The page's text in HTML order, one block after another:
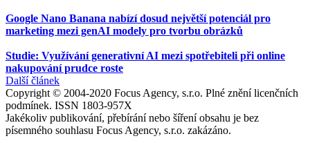
Google Nano Banana nabízí dosud největší potenciál pro
marketing mezi genAI modely pro tvorbu obrázků
Studie: Využívání generativní AI mezi spotřebiteli při online
nakupování prudce roste
Další článek
Copyright © 2004-2020 Focus Agency, s.r.o. Plné znění licenčních
podmínek. ISSN 1803-957X
Jakékoliv publikování, přebírání nebo šíření obsahu je bez
písemného souhlasu Focus Agency, s.r.o. zakázáno.